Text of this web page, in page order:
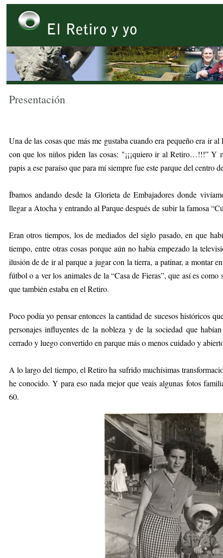
Presentación
Una de las cosas que más me gustaba cuando era pequeño era ir
con que los niños piden las cosas: "¡¡¡quiero ir al Retiro…!!!” Y
papis a ese paraíso que para mí siempre fue este parque del centro
Íbamos andando desde la Glorieta de Embajadores donde
llegar a Atocha y entrando al Parque después de subir la famosa
Eran otros tiempos, los de mediados del siglo pasado, en que
tiempo, entre otras cosas porque aún no había empezado la
ilusión de de ir al parque a jugar con la tierra, a patinar, a montar
fútbol o a ver los animales de la “Casa de Fieras”, que así es
que también estaba en el Retiro.
Poco podía yo pensar entonces la cantidad de sucesos históricos
personajes influyentes de la nobleza y de la sociedad que
cerrado y luego convertido en parque más o menos cuidado y
A lo largo del tiempo, el Retiro ha sufrido muchísimas
he conocido. Y para eso nada mejor que veais algunas fotos
60.